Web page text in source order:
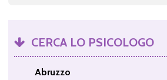
CERCA LO PSICOLOGO
Abruzzo